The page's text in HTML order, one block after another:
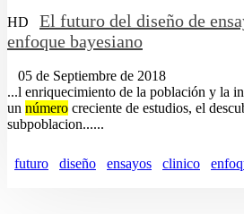
HD
El futuro del diseño de
enfoque bayesiano
05 de Septiembre de 2018
...l enriquecimiento de la población y la
un número creciente de estudios, el
subpoblacion......
futuro diseño ensayos clinico